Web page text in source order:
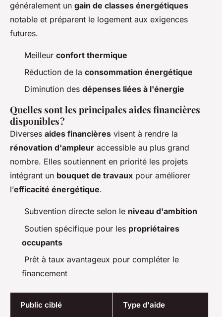
généralement un gain de classes énergétiques
notable et préparent le logement aux exigences
futures.
Meilleur confort thermique
Réduction de la consommation énergétique
Diminution des dépenses liées à l'énergie
Quelles sont les principales aides financières
disponibles ?
Diverses aides financières visent à rendre la
rénovation d'ampleur accessible au plus grand
nombre. Elles soutiennent en priorité les projets
intégrant un bouquet de travaux pour améliorer
l’efficacité énergétique.
Subvention directe selon le niveau d'ambition
Soutien spécifique pour les propriétaires
occupants
Prêt à taux avantageux pour compléter le
financement
Public ciblé Type d'aide